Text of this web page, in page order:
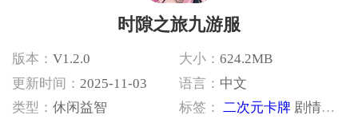
时隙之旅九游服
版本： V1.2.0 大小： 624.2MB
更新时间： 2025-11-03 语言： 中文
类型： 休闲益智 标签： 二次元卡牌 剧情冒险